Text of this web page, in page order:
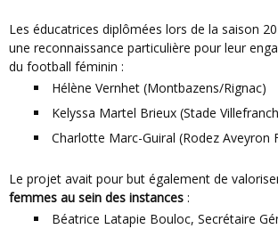
Les éducatrices diplômées lors de la saison 2025-2026 ont reçu
une reconnaissance particulière pour leur
du football féminin :
Hélène Vernhet (Montbazens/Rignac)
Kelyssa Martel Brieux (Stade
Charlotte Marc-Guiral (Rodez Aveyron
Le projet avait pour but également de
femmes au sein des instances :
Béatrice Latapie Bouloc, Secrétaire